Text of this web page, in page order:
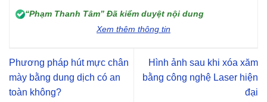
“Phạm Thanh Tâm” Đã kiểm duyệt nội dung
Xem thêm thông tin
Phương pháp hút mực chân
mày bằng dung dịch có an
toàn không?
Hình ảnh sau khi xóa xăm
bằng công nghệ Laser hiện
đại